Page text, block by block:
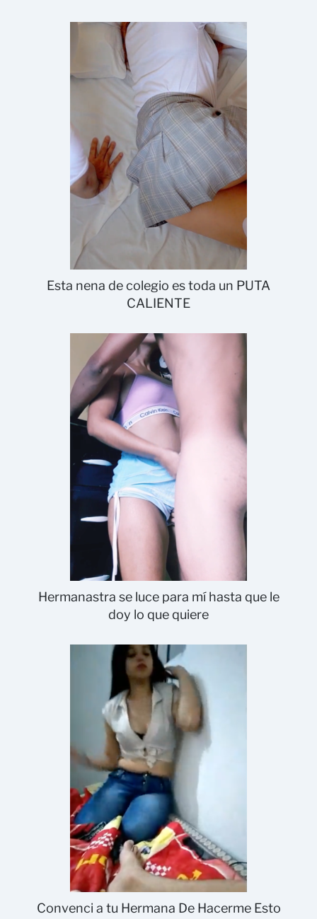
Esta nena de colegio es toda un PUTA
CALIENTE
Hermanastra se luce para mí hasta que le
doy lo que quiere
Convenci a tu Hermana De Hacerme Esto